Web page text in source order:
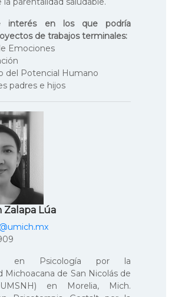
interés en los que podría
de trabajos terminales:
Emociones
del Potencial Humano
padres e hijos
Zalapa Lúa
en Psicología por la
Michoacana de San Nicolás de
en Morelia, Mich.